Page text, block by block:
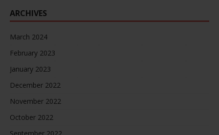
ARCHIVES
March 2024
February 2023
January 2023
December 2022
November 2022
October 2022